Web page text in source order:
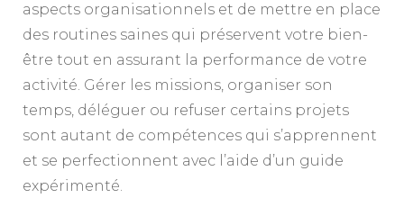
aspects organisationnels et de mettre en place
des routines saines qui préservent votre bien-
être tout en assurant la performance de votre
activité. Gérer les missions, organiser son
temps, déléguer ou refuser certains projets
sont autant de compétences qui s’apprennent
et se perfectionnent avec l’aide d’un guide
expérimenté.